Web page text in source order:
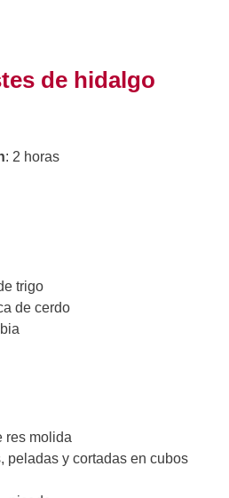
de hidalgo
: 2 horas
trigo
de cerdo
res molida
peladas y cortadas en cubos